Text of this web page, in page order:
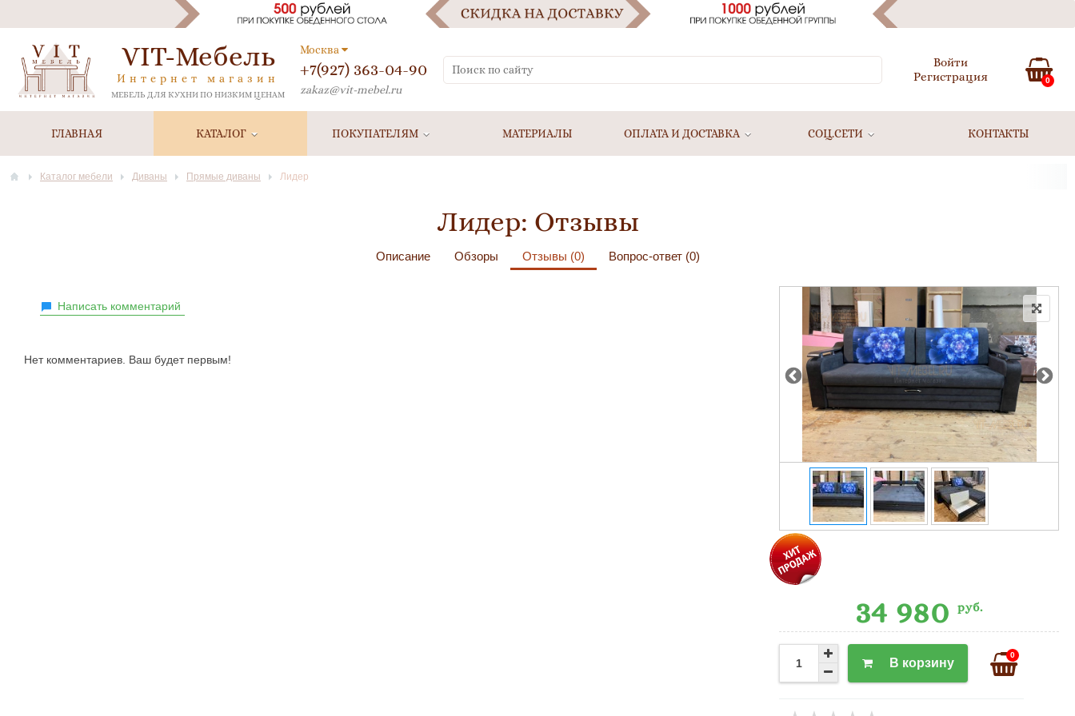
VIT-Мебель
Интернет магазин
МЕБЕЛЬ ДЛЯ КУХНИ ПО НИЗКИМ ЦЕНАМ
Москва
+7(927) 363-04-90
zakaz@vit-mebel.ru
Войти
Регистрация
0
ГЛАВНАЯ КАТАЛОГ ПОКУПАТЕЛЯМ МАТЕРИАЛЫ ОПЛАТА И ДОСТАВКА СОЦ.СЕТИ КОНТАКТЫ
Каталог мебели Диваны Прямые диваны Лидер
Лидер: Отзывы
Описание Обзоры Отзывы (0) Вопрос-ответ (0)
34 980 руб.
В корзину
0
Написать комментарий
Нет комментариев. Ваш будет первым!